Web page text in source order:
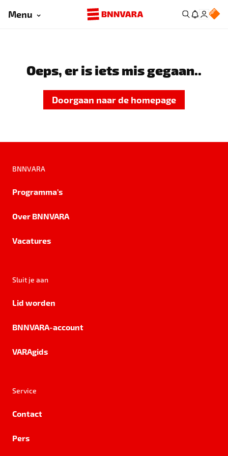
Menu
Oeps, er is iets mis gegaan..
Doorgaan naar de homepage
BNNVARA
Programma's
Over BNNVARA
Vacatures
Sluit je aan
Lid worden
BNNVARA-account
VARAgids
Service
Contact
Pers